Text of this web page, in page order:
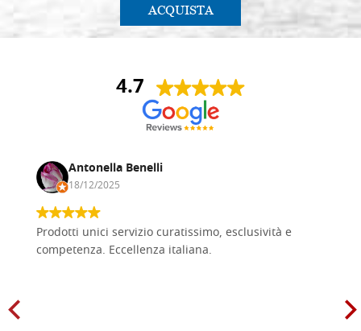
ACQUISTA
4.7
Antonella Benelli
18/12/2025
Prodotti unici servizio curatissimo, esclusività e
competenza. Eccellenza italiana.